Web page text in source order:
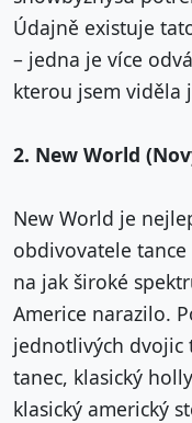
Údajně existuje
– jedna je více
kterou jsem viděla
2. New World
New World je
obdivovatele
na jak široké
Americe narazilo.
jednotlivých dvojic
tanec, klasický
klasický americký